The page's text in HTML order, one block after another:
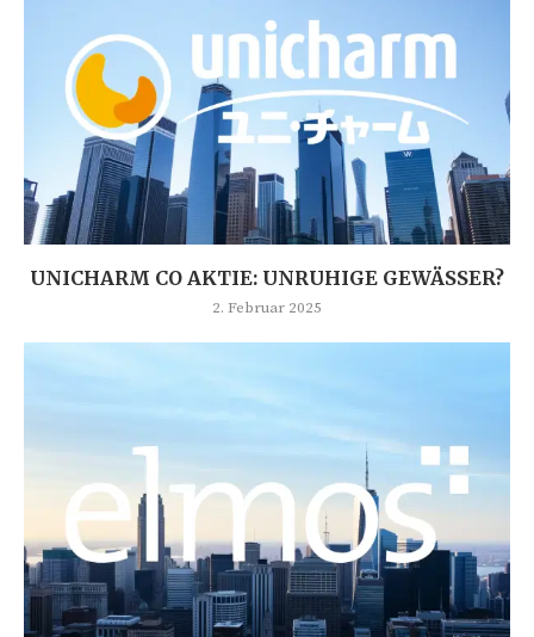
UNICHARM CO AKTIE: UNRUHIGE GEWÄSSER?
2. Februar 2025